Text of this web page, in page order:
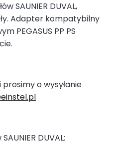
SAUNIER DUVAL,
Adapter kompatybilny
PEGASUS PP PS
o wysyłanie
DUVAL: